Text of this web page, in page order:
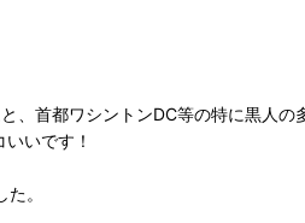
首都ワシントンDC等の特に黒人
いです！
。